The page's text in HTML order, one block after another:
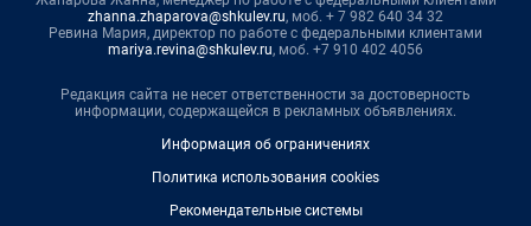
zhanna.zhaparova@shkulev.ru, моб. + 7 982 640 34 32
Ревина Мария, директор по работе с федеральными клиентами
mariya.revina@shkulev.ru, моб. +7 910 402 4056
Редакция сайта не несет ответственности за достоверность
информации, содержащейся в рекламных объявлениях.
Информация об ограничениях
Политика использования cookies
Рекомендательные системы